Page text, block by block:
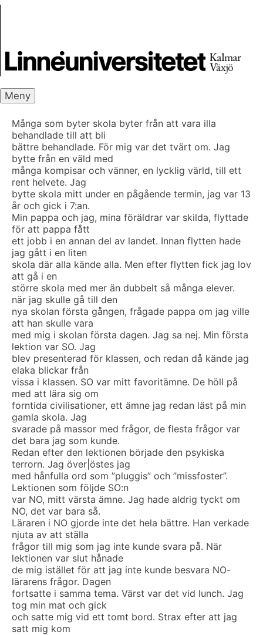
Meny
Många som byter skola byter från att vara illa
behandlade till att bli
bättre behandlade. För mig var det tvärt om. Jag
bytte från en väld med
många kompisar och vänner, en lycklig värld, till ett
rent helvete. Jag
bytte skola mitt under en pågående termin, jag var 13
år och gick i 7:an.
Min pappa och jag, mina föräldrar var skilda, flyttade
för att pappa fått
ett jobb i en annan del av landet. Innan flytten hade
jag gått i en liten
skola där alla kände alla. Men efter flytten fick jag lov
att gå i en
större skola med mer än dubbelt så många elever.
när jag skulle gå till den
nya skolan första gången, frågade pappa om jag ville
att han skulle vara
med mig i skolan första dagen. Jag sa nej. Min första
lektion var SO. Jag
blev presenterad för klassen, och redan då kände jag
elaka blickar från
vissa i klassen. SO var mitt favoritämne. De höll på
med att lära sig om
forntida civilisationer, ett ämne jag redan läst på min
gamla skola. Jag
svarade på massor med frågor, de flesta frågor var
det bara jag som kunde.
Redan efter den lektionen började den psykiska
terrorn. Jag över|östes jag
med hånfulla ord som ”pluggis” och ”missfoster”.
Lektionen som följde SO:n
var NO, mitt värsta ämne. Jag hade aldrig tyckt om
NO, det var bara så.
Läraren i NO gjorde inte det hela bättre. Han verkade
njuta av att ställa
frågor till mig som jag inte kunde svara på. När
lektionen var slut hånade
de mig istället för att jag inte kunde besvara NO-
lärarens frågor. Dagen
fortsatte i samma tema. Värst var det vid lunch. Jag
tog min mat och gick
och satte mig vid ett tomt bord. Strax efter att jag
satt mig kom